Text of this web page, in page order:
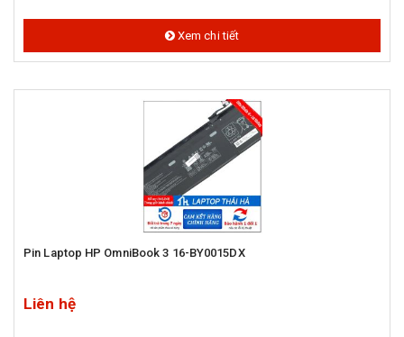
Xem chi tiết
Pin Laptop HP OmniBook 3 16-BY0015DX
Liên hệ